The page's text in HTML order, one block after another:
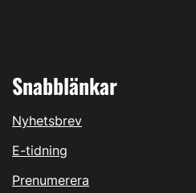
Snabblänkar
Nyhetsbrev
E-tidning
Prenumerera